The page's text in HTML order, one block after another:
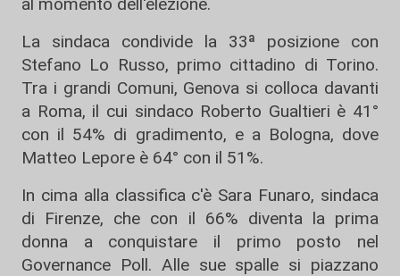
La sindaca condivide la 33ª posizione con
Stefano Lo Russo, primo cittadino di Torino.
Tra i grandi Comuni, Genova si colloca davanti
a Roma, il cui sindaco Roberto Gualtieri è 41°
con il 54% di gradimento, e a Bologna, dove
Matteo Lepore è 64° con il 51%.
In cima alla classifica c'è Sara Funaro, sindaca
di Firenze, che con il 66% diventa la prima
donna a conquistare il primo posto nel
Governance Poll. Alle sue spalle si piazzano